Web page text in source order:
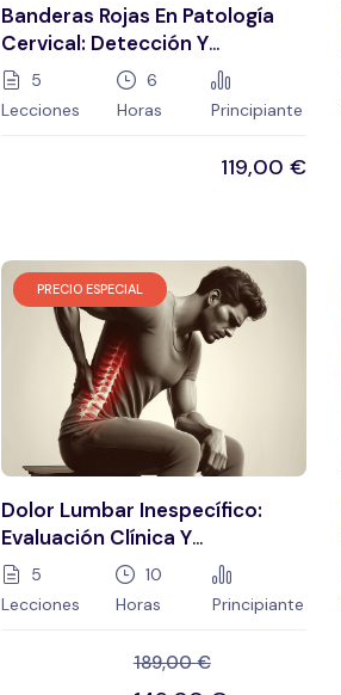
Banderas Rojas En Patología
Cervical: Detección Y
Decisiones
5
Lecciones
6
Horas
Principiante
119,00€
PRECIO ESPECIAL
Dolor Lumbar Inespecífico:
Evaluación Clínica Y
Estrategias De Tratamiento
5
Lecciones
10
Horas
Principiante
189,00€